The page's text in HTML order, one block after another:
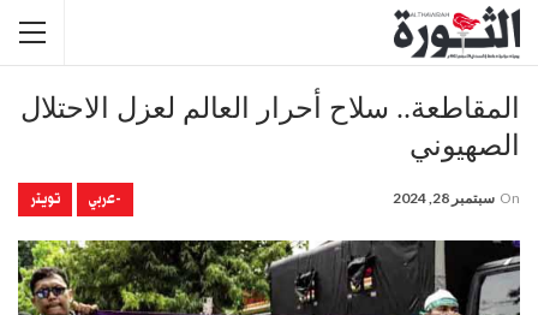
المقاطعة.. سلاح أحرار العالم لعزل الاحتلال
الصهيوني
-عربي تويتر On سبتمبر 28, 2024